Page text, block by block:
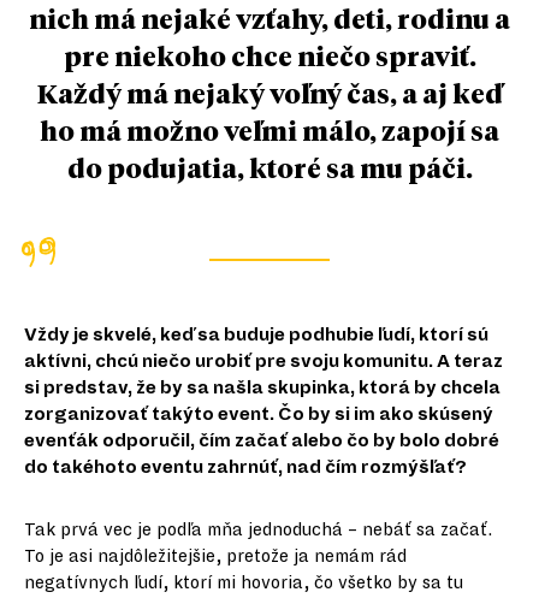
nich má nejaké vzťahy, deti, rodinu a
pre niekoho chce niečo spraviť.
Každý má nejaký voľný čas, a aj keď
ho má možno veľmi málo, zapojí sa
do podujatia, ktoré sa mu páči.
Vždy je skvelé, keď sa buduje podhubie ľudí, ktorí sú
aktívni, chcú niečo urobiť pre svoju komunitu. A teraz
si predstav, že by sa našla skupinka, ktorá by chcela
zorganizovať takýto event. Čo by si im ako skúsený
evenťák odporučil, čím začať alebo čo by bolo dobré
do takéhoto eventu zahrnúť, nad čím rozmýšľať?
Tak prvá vec je podľa mňa jednoduchá – nebáť sa začať.
To je asi najdôležitejšie, pretože ja nemám rád
negatívnych ľudí, ktorí mi hovoria, čo všetko by sa tu